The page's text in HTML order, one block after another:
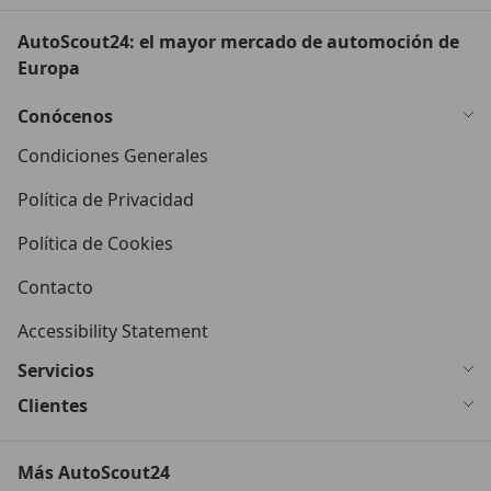
AutoScout24: el mayor mercado de automoción de
Europa
Conócenos
Condiciones Generales
Política de Privacidad
Política de Cookies
Contacto
Accessibility Statement
Servicios
Clientes
Más AutoScout24